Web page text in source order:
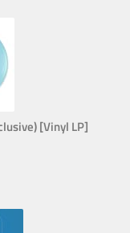
[Vinyl LP]